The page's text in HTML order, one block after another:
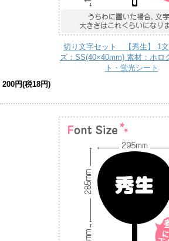
切り文字セット 【秀生】 1文
ズ：SS(40×40mm) 素材：ホロ
ト・蛍光シート
200円(税18円)